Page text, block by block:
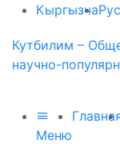
Кыргызча
Кутбилим –
научно-
Меню